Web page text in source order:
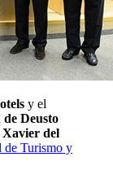
y el
Deusto
Xavier del
de Turismo y